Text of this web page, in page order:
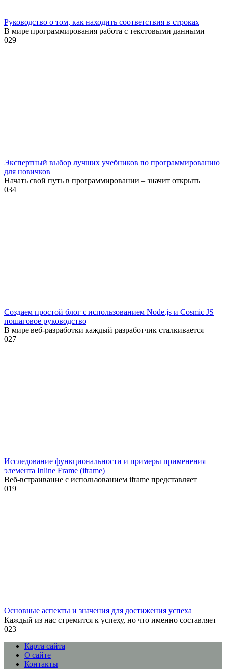
Руководство о том, как находить соответствия в строках
В мире программирования работа с текстовыми данными
029
Экспертный выбор лучших учебников по программированию
для новичков
Начать свой путь в программировании – значит открыть
034
Создаем простой блог с использованием Node.js и Cosmic JS
пошаговое руководство
В мире веб-разработки каждый разработчик сталкивается
027
Исследование функциональности и примеры применения
элемента Inline Frame (iframe)
Веб-встраивание с использованием iframe представляет
019
Основные аспекты и значения для достижения успеха
Каждый из нас стремится к успеху, но что именно составляет
023
Карта сайта
О сайте
Контакты